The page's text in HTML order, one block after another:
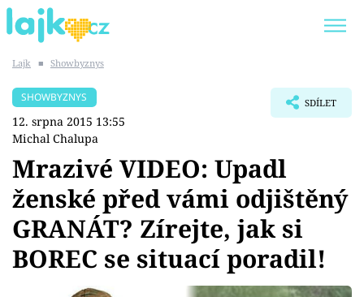
SHOPAHOLICADEL
Témata
Showbyznys
Youtubeři
Lajk ■ Showbyznys
SHOWBYZNYS
12. srpna 2015 13:55
Michal Chalupa
SDÍLET
Mrazivé VIDEO: Upadl
ženské před vámi odjištěný
GRANÁT? Zírejte, jak si
BOREC se situací poradil!